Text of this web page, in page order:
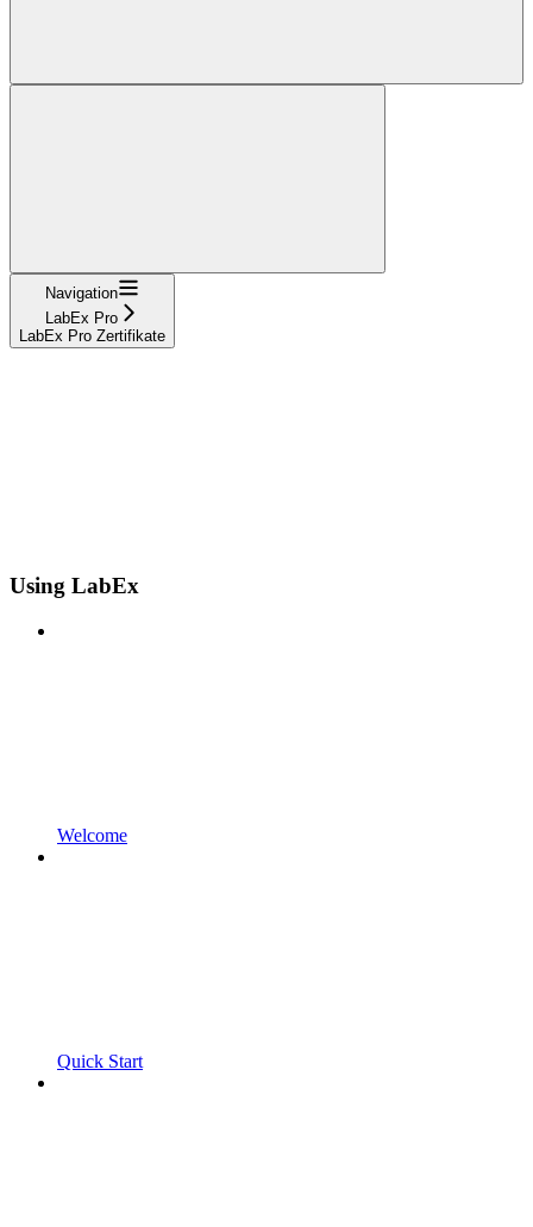
Navigation
LabEx Pro
LabEx Pro Zertifikate
Using LabEx
Welcome
Quick Start